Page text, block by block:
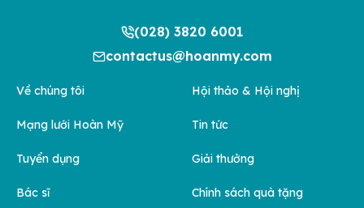
(028) 3820 6001
contactus@hoanmy.com
Về chúng tôi
Mạng lưới Hoàn Mỹ
Tuyển dụng
Bác sĩ
Hội thảo & Hội nghị
Tin tức
Giải thưởng
Chính sách quà tặng